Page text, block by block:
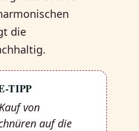
die
TIPP
von
auf die